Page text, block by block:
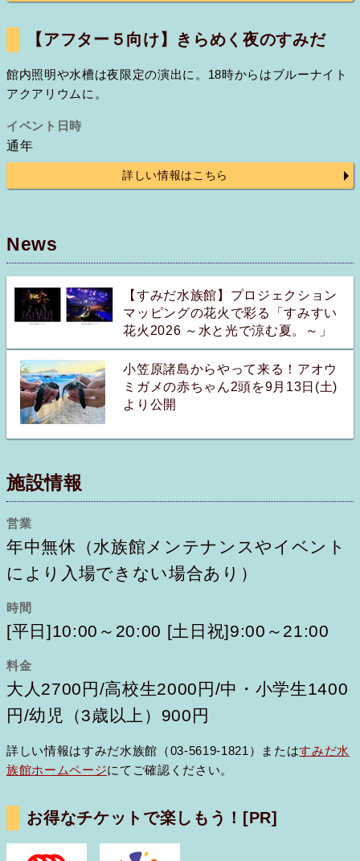
【アフター５向け】きらめく夜のすみだ
館内照明や水槽は夜限定の演出に。18時からはブルーナイト
アクアリウムに。
イベント日時
通年
詳しい情報はこちら
News
【すみだ水族館】プロジェクション
マッピングの花火で彩る「すみすい
花火2026 ～水と光で涼む夏。～」
小笠原諸島からやって来る！アオウ
ミガメの赤ちゃん2頭を9月13日(土)
より公開
施設情報
営業
年中無休（水族館メンテナンスやイベント
により入場できない場合あり）
時間
[平日]10:00～20:00 [土日祝]9:00～21:00
料金
大人2700円/高校生2000円/中・小学生1400
円/幼児（3歳以上）900円
詳しい情報はすみだ水族館（03-5619-1821）またはすみだ水
族館ホームページにてご確認ください。
お得なチケットで楽しもう！ [PR]